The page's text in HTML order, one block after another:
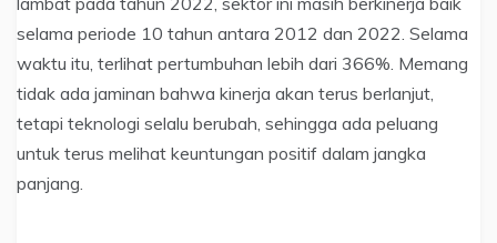
selama periode 10 tahun antara 2012 dan 2022. Selama
waktu itu, terlihat pertumbuhan lebih dari 366%. Memang
tidak ada jaminan bahwa kinerja akan terus berlanjut,
tetapi teknologi selalu berubah, sehingga ada peluang
untuk terus melihat keuntungan positif dalam jangka
panjang.